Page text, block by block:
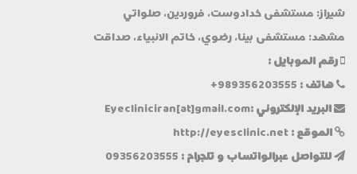
شيراز: مستشفى خدادوست، فروردين، صلواتي
مشهد: مستشفى بينا، رضوي، خاتم الانبياء، صداقت
رقم الموبایل :
هاتف : +989356203555
البريد الإلكتروني :Eyecliniciran[at]gmail.com
الموقع :http://eyesclinic.net
للتواصل عبرالواتساب و تلجرام :